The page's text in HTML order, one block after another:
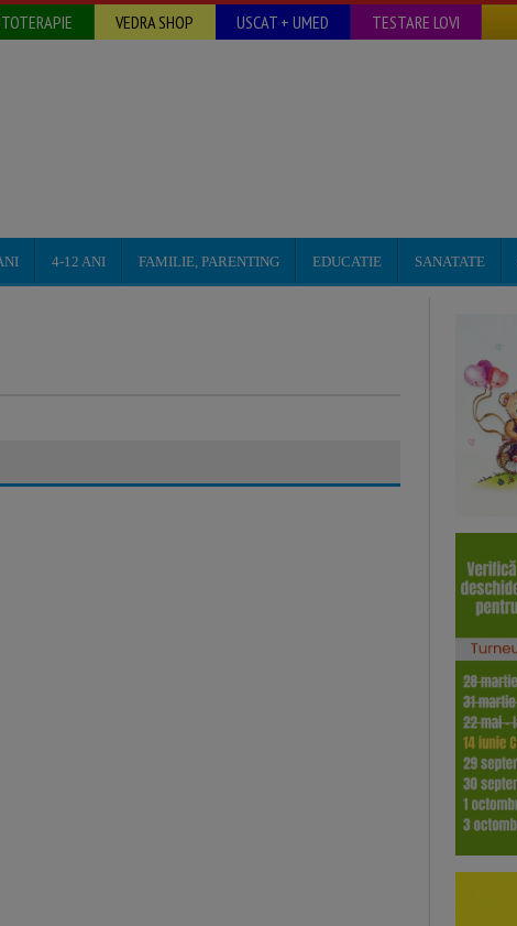
VEDRA SHOP USCAT + UMED TESTARE LOVI
4-12 ANI FAMILIE, PARENTING EDUCATIE SANATATE